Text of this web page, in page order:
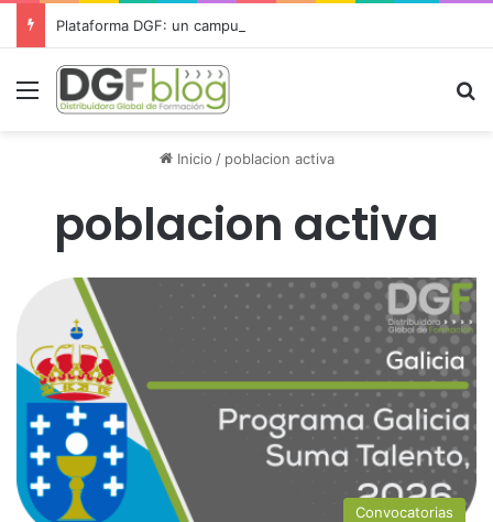
Menú
Inicio / poblacion activa
poblacion activa
Convocatorias